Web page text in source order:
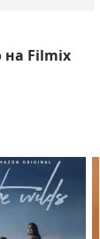
на Filmix